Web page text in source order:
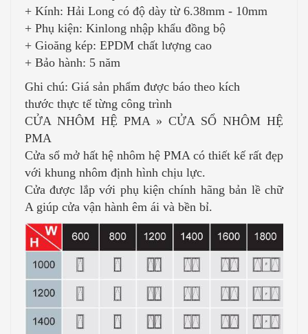
+ Kính: Hải Long có độ dày từ 6.38mm - 10mm
+ Phụ kiện: Kinlong nhập khẩu đồng bộ
+ Gioăng kép: EPDM chất lượng cao
+ Bảo hành: 5 năm
Ghi chú: Giá sản phẩm được báo theo kích
thước thực tế từng công trình
CỬA NHÔM HỆ PMA » CỬA SỔ NHÔM HỆ
PMA
Cửa sổ mở hất hệ nhôm hệ PMA có thiết kế rất đẹp
với khung nhôm định hình chịu lực.
Cửa được lắp với phụ kiện chính hãng bản lề chữ
A giúp cửa vận hành êm ái và bền bỉ.